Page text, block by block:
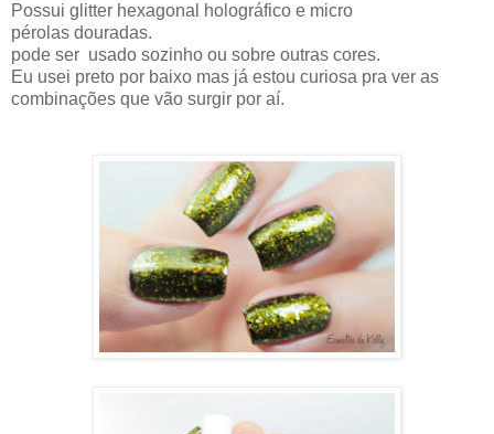
Possui glitter hexagonal holográfico e micro
pérolas douradas.
pode ser usado sozinho ou sobre outras cores.
Eu usei preto por baixo mas já estou curiosa pra ver as
combinações que vão surgir por aí.